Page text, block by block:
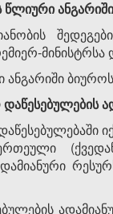
წლიური ანგარიში
მინისტრსა
ანგარიში
ადამიანური